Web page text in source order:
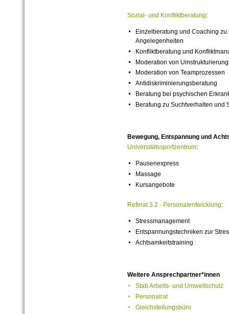
Sozial- und Konfliktberatung:
Einzelberatung und Coaching
Angelegenheiten
Konfliktberatung und
Moderation von
Moderation von Teamprozessen
Antidiskriminierungsberatung
Beratung bei psychischen
Beratung zu Suchtverhalten und
Bewegung, Entspannung und
Universitätssportzentrum:
Pausenexpress
Massage
Kursangebote
Referat 3.2 - Personalentwicklung:
Stressmanagement
Entspannungstechniken zur
Achtsamkeitstraining
Weitere Ansprechpartner*innen
Stab Arbeits- und Umweltschutz
Personalrat
Gleichstellungsbüro